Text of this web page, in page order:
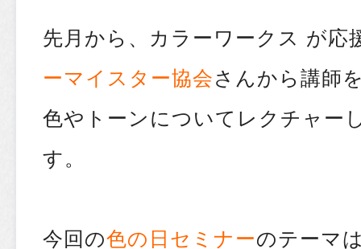
先月から、カラーワークス が応
ーマイスター協会さんから講師
色やトーンについてレクチャー
す。
今回の色の日セミナーのテーマ